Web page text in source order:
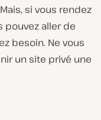
si vous rendez
pouvez aller de
besoin. Ne vous
un site privé une